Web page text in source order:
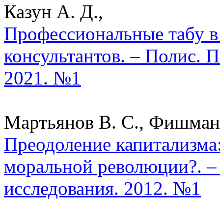
Казун А. Д.,
Профессиональные табу
консультантов. – Полис.
2021. №1
Мартьянов В. С.,
Преодоление
моральной революции?.
исследования. 2012. №1